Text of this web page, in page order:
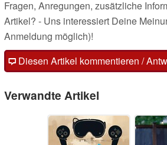
Fragen, Anregungen, zusätzliche
Artikel? - Uns interessiert Deine
Anmeldung möglich)!
Diesen Artikel kommentieren /
Verwandte Artikel